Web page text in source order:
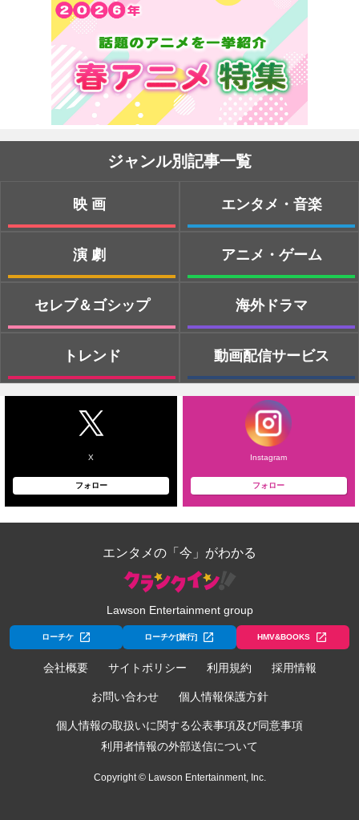
ジャンル別記事一覧
映画
演劇
セレブ＆ゴシップ
トレンド
エンタメ・音楽
アニメ・ゲーム
海外ドラマ
動画配信サービス
X
フォロー
Instagram
フォロー
エンタメの「今」がわかる
Lawson Entertainment group
ローチケ ローチケ[旅行] HMV&BOOKS
会社概要 サイトポリシー 利用規約 採用情報
お問い合わせ 個人情報保護方針
個人情報の取扱いに関する公表事項及び同意事項
利用者情報の外部送信について
Copyright © Lawson Entertainment, Inc.